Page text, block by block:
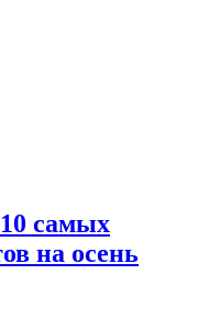
самых
на осень